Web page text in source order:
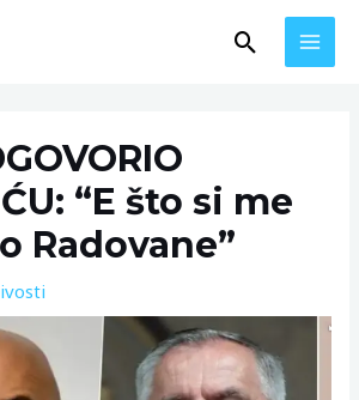
Search
“E što si me
Radovane”